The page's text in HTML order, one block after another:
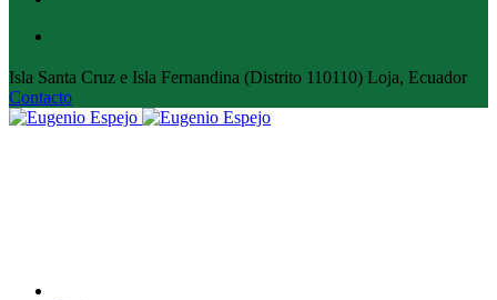
Isla Santa Cruz e Isla Fernandina (Distrito 110110) Loja, Ecuador
Contacto